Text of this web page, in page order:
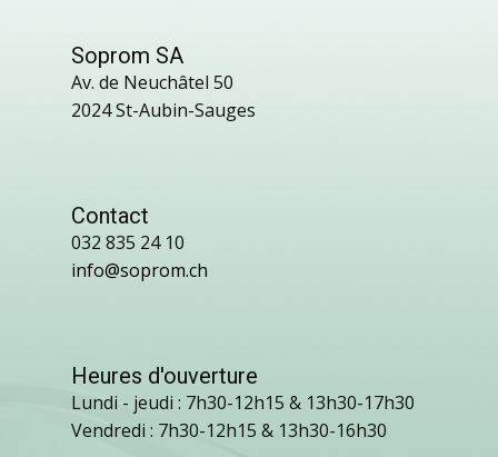
Soprom SA
Av. de Neuchâtel 50
2024 St-Aubin-Sauges
Contact
032 835 24 10
info@soprom.ch
Heures d'ouverture
Lundi - jeudi : 7h30-12h15 & 13h30-17h30
Vendredi : 7h30-12h15 & 13h30-16h30